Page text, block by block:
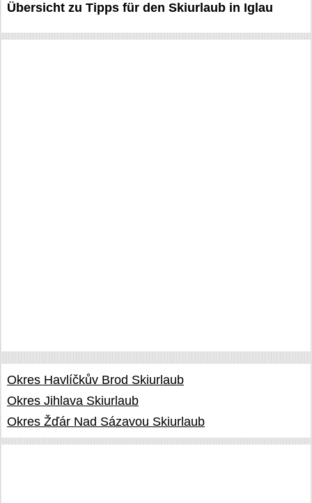
Übersicht zu Tipps für den Skiurlaub in Iglau
Okres Havlíčkův Brod Skiurlaub
Okres Jihlava Skiurlaub
Okres Žďár Nad Sázavou Skiurlaub